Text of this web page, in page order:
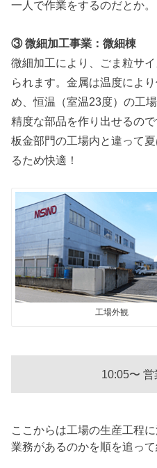
一人で作業をするのだとか。
③ 微細加工事業：微細棟
微細加工により、ごま粒サ
られます。金属は温度によ
め、恒温（室温23度）の工
精度な部品を作り出せるの
板金部門の工場内と違って
るため快適！
工場外観
10:05〜
ここからは工場の生産工程
業務があるのかを順を追っ